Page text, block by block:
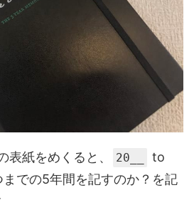
表紙をめくると、 20__ to
までの5年間を記すのか？を記